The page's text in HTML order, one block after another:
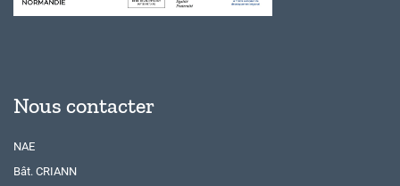
Nous contacter
NAE
Bât. CRIANN